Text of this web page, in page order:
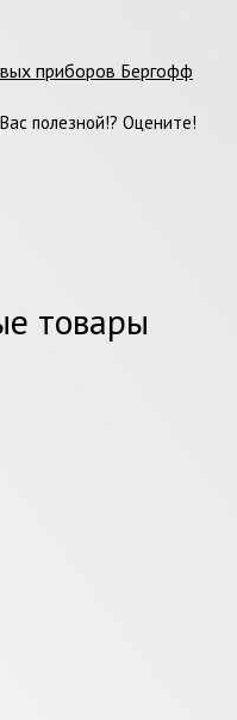
приборов Бергофф
полезной!? Оцените!
товары